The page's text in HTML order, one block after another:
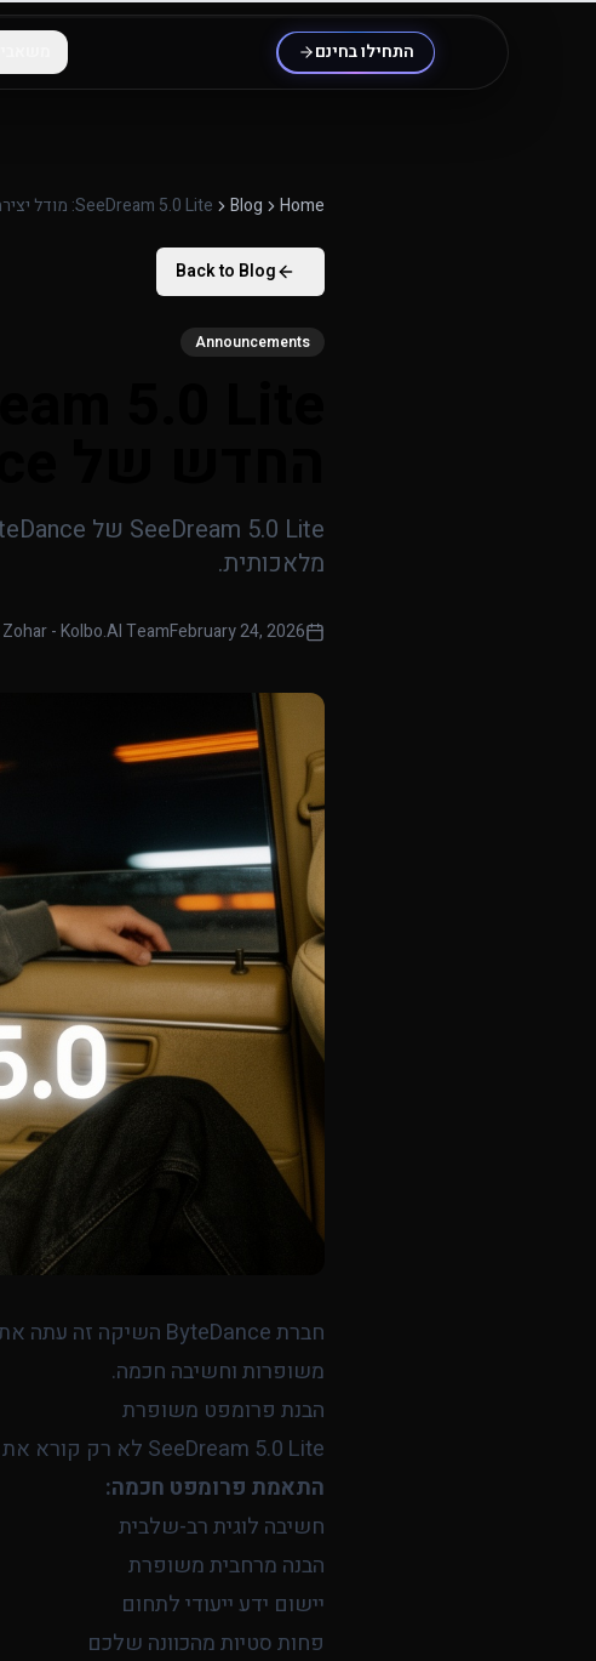
דלג לתוכן העיקרי
התחילו בחינם
Home
Blog SeeDream 5.0 Lite: מודל יצירת התמונות החדש של ByteDance
Back to Blog
Announcements
מלאכותית.
February 24, 2026
Zohar - Kolbo.AI Team
חברת ByteDance השיקה זה עתה את
משופרות וחשיבה חכמה.
הבנת פרומפט משופרת
SeeDream 5.0 Lite לא רק קורא את הפרומפט שלכם, אלא
התאמת פרומפט חכמה:
חשיבה לוגית רב-שלבית
הבנה מרחבית משופרת
יישום ידע ייעודי לתחום
פחות סטיות מהכוונה שלכם